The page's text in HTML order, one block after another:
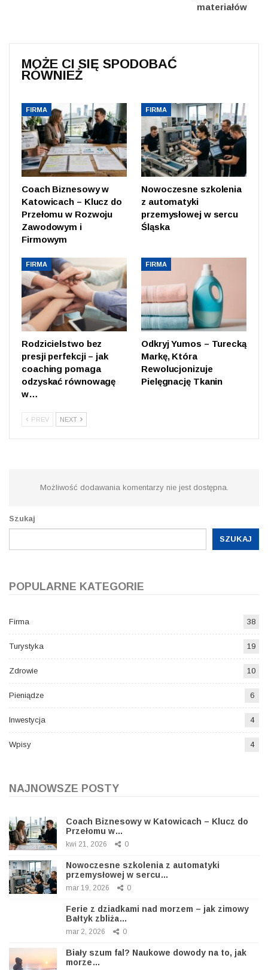
materiałów
MOŻE CI SIĘ SPODOBAĆ
RÓWNIEŻ
FIRMA
Coach Biznesowy w
Katowicach – Klucz do
Przełomu w Rozwoju
Zawodowym i
Firmowym
FIRMA
Nowoczesne szkolenia
z automatyki
przemysłowej w sercu
Śląska
FIRMA
Rodzicielstwo bez
presji perfekcji – jak
coaching pomaga
odzyskać równowagę
w…
FIRMA
Odkryj Yumos – Turecką
Markę, Która
Rewolucjonizuje
Pielęgnację Tkanin
PREV NEXT
Możliwość dodawania komentarzy nie jest dostępna.
Szukaj
SZUKAJ
POPULARNE KATEGORIE
Firma 38
Turystyka 19
Zdrowie 10
Pieniądze 6
Inwestycja 4
Wpisy 4
NAJNOWSZE POSTY
Coach Biznesowy w Katowicach – Klucz do
Przełomu w…
kwi 21, 2026 0
Nowoczesne szkolenia z automatyki
przemysłowej w sercu…
mar 19, 2026 0
Ferie z dziadkami nad morzem – jak zimowy
Bałtyk zbliża…
mar 2, 2026 0
Biały szum fal? Naukowe dowody na to, jak
morze…